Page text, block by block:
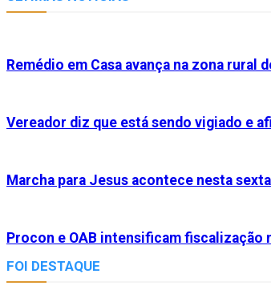
Remédio em Casa avança na zona
Vereador diz que está sendo vigiado e
Marcha para Jesus acontece nesta
Procon e OAB intensificam fiscalização
FOI DESTAQUE